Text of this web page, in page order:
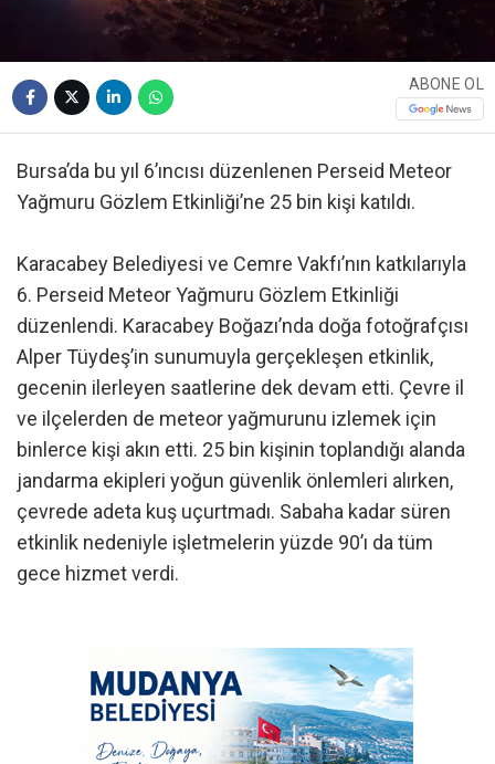
ABONE OL
Bursa’da bu yıl 6’ıncısı düzenlenen Perseid Meteor
Yağmuru Gözlem Etkinliği’ne 25 bin kişi katıldı.
Karacabey Belediyesi ve Cemre Vakfı’nın katkılarıyla
6. Perseid Meteor Yağmuru Gözlem Etkinliği
düzenlendi. Karacabey Boğazı’nda doğa fotoğrafçısı
Alper Tüydeş’in sunumuyla gerçekleşen etkinlik,
gecenin ilerleyen saatlerine dek devam etti. Çevre il
ve ilçelerden de meteor yağmurunu izlemek için
binlerce kişi akın etti. 25 bin kişinin toplandığı alanda
jandarma ekipleri yoğun güvenlik önlemleri alırken,
çevrede adeta kuş uçurtmadı. Sabaha kadar süren
etkinlik nedeniyle işletmelerin yüzde 90’ı da tüm
gece hizmet verdi.